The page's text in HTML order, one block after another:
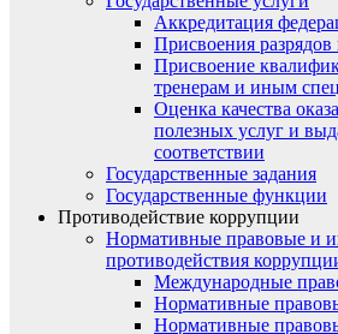
Аккредитация
Присвоения разрядов
Присвоение
тренерам и иным
Оценка качества
полезных услуг и
соответствии
Государственные задания
Государственные функции
Противодействие коррупции
Нормативные правовые и
противодействия
Международные
Нормативные
Нормативные